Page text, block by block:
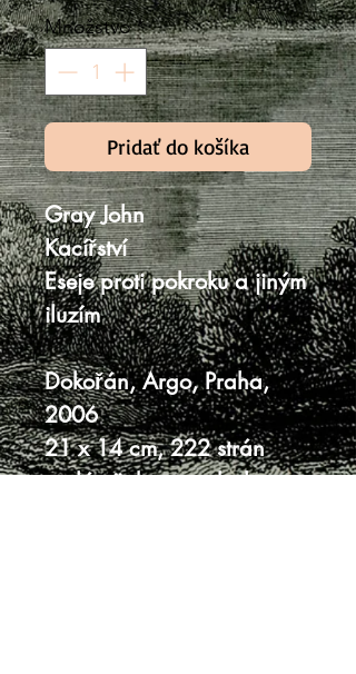
Množstvo*
Pridať do košíka
Gray John
Kacířství
Eseje proti pokroku a jiným
iluzím
Dokořán, Argo, Praha,
2006
21 x 14 cm, 222 strán
tvrdá väzba s prebalom